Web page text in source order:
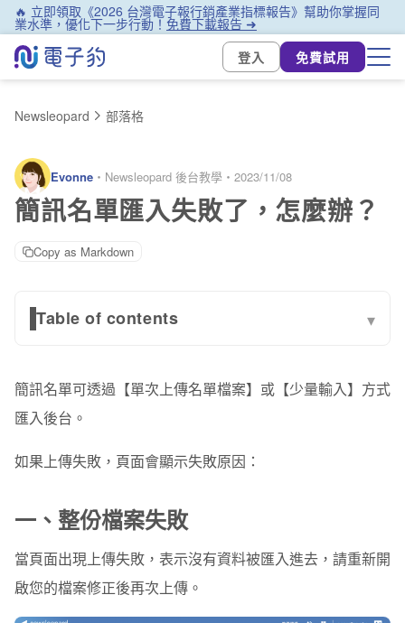
🔥 立即領取《2026 台灣電子報行銷產業指標報告》幫助你掌握同
業水準，優化下一步行動！免費下載報告 ➜
登入
免費試用
Newsleopard 部落格
Evonne ・ Newsleopard 後台教學 ・ 2023/11/08
簡訊名單匯入失敗了，怎麼辦？
Copy as Markdown
Table of contents ▾
二、部分名單失敗
簡訊名單可透過【單次上傳名單檔案】或【少量輸入】方式
匯入後台。
如果上傳失敗，頁面會顯示失敗原因：
一、整份檔案失敗
當頁面出現上傳失敗，表示沒有資料被匯入進去，請重新開
啟您的檔案修正後再次上傳。